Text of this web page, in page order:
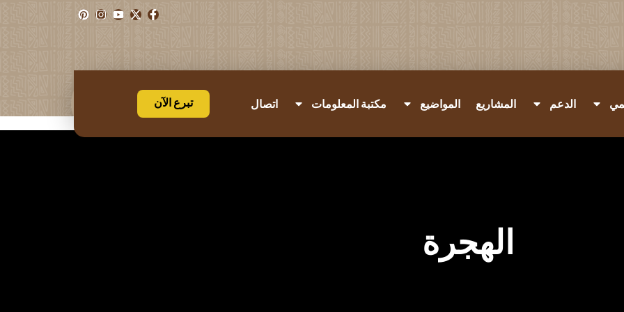
الدعم المشاريع المواضيع مكتبة المعلومات اتصال تبرع الآن
الهجرة